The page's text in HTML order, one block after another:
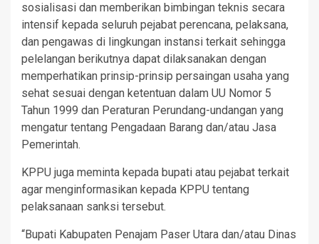
sosialisasi dan memberikan bimbingan teknis secara
intensif kepada seluruh pejabat perencana, pelaksana,
dan pengawas di lingkungan instansi terkait sehingga
pelelangan berikutnya dapat dilaksanakan dengan
memperhatikan prinsip-prinsip persaingan usaha yang
sehat sesuai dengan ketentuan dalam UU Nomor 5
Tahun 1999 dan Peraturan Perundang-undangan yang
mengatur tentang Pengadaan Barang dan/atau Jasa
Pemerintah.
KPPU juga meminta kepada bupati atau pejabat terkait
agar menginformasikan kepada KPPU tentang
pelaksanaan sanksi tersebut.
“Bupati Kabupaten Penajam Paser Utara dan/atau Dinas